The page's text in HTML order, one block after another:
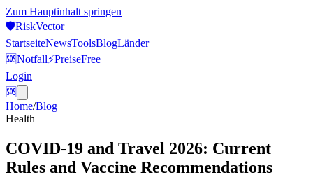
Zum Hauptinhalt springen
🛡️RiskVector
StartseiteNewsToolsBlogLänder
🆘Notfall⚡PreiseFree
Login
🆘
Home/Blog
Health
COVID-19 and Travel 2026: Current
Rules and Vaccine Recommendations